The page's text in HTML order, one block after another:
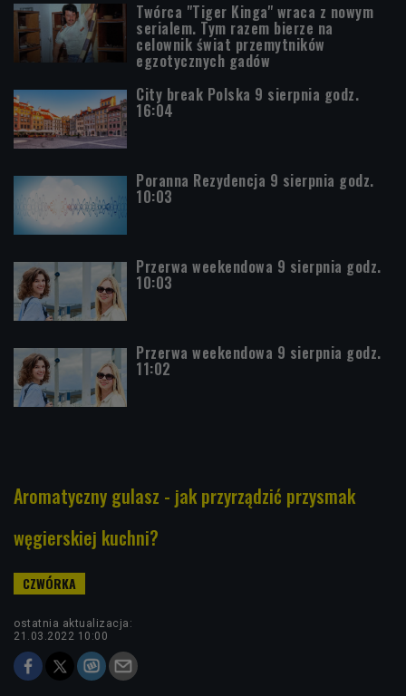
Twórca "Tiger Kinga" wraca z nowym
serialem. Tym razem bierze na
celownik świat przemytników
egzotycznych gadów
City break Polska 9 sierpnia godz.
16:04
Poranna Rezydencja 9 sierpnia godz.
10:03
Przerwa weekendowa 9 sierpnia godz.
10:03
Przerwa weekendowa 9 sierpnia godz.
11:02
Aromatyczny gulasz - jak przyrządzić przysmak
węgierskiej kuchni?
ostatnia aktualizacja:
21.03.2022 10:00